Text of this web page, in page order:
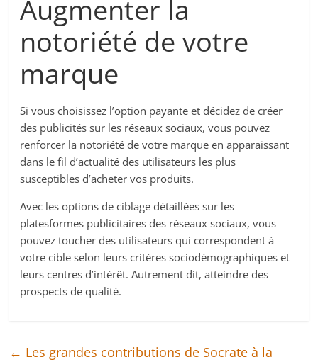
Augmenter la
notoriété de votre
marque
Si vous choisissez l’option payante et décidez de créer
des publicités sur les réseaux sociaux, vous pouvez
renforcer la notoriété de votre marque en apparaissant
dans le fil d’actualité des utilisateurs les plus
susceptibles d’acheter vos produits.
Avec les options de ciblage détaillées sur les
platesformes publicitaires des réseaux sociaux, vous
pouvez toucher des utilisateurs qui correspondent à
votre cible selon leurs critères sociodémographiques et
leurs centres d’intérêt. Autrement dit, atteindre des
prospects de qualité.
← Les grandes contributions de Socrate à la